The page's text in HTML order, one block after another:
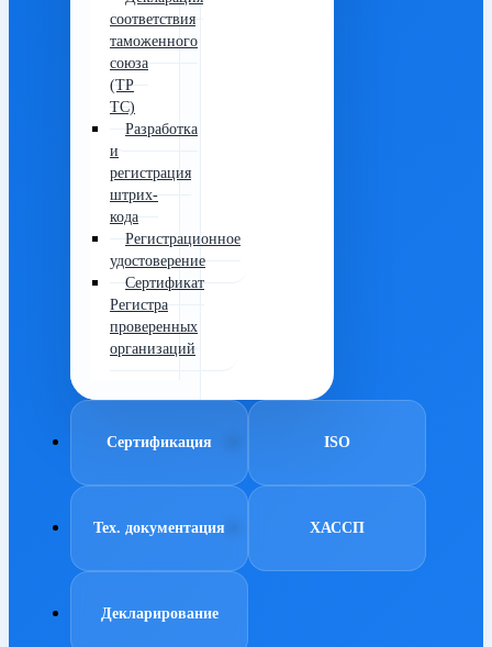
соответствия
таможенного
союза
(ТР
ТС)
Разработка
и
регистрация
штрих-
кода
Регистрационное
удостоверение
Сертификат
Регистра
проверенных
организаций
Сертификация ISO
Тех. документация ХАССП
Декларирование